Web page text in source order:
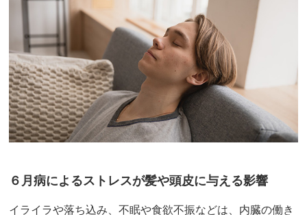
６月病によるストレスが髪や頭皮に与える影響
イライラや落ち込み、不眠や食欲不振などは、内臓の働き